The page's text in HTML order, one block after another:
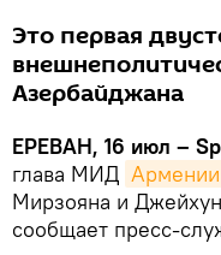
Это первая
Азербайджана
ЕРЕВАН, 16 июл –
глава МИД Армении
Мирзояна и
сообщает пресс-